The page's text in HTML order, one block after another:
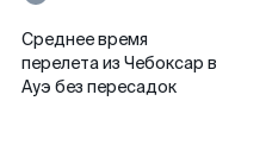
Среднее время
перелета из Чебоксар в
Ауэ без пересадок